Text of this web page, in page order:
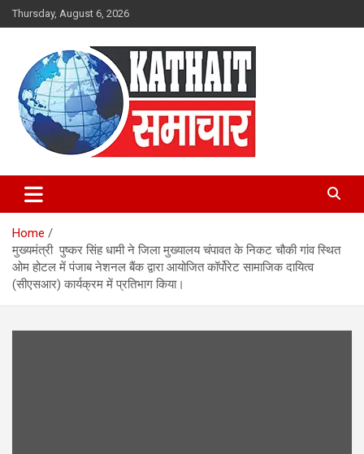
Skip
to
Thursday, August 6, 2026
Kathait Samachar – Latest
Uttarakhand News in Hindi,
Uttarakhand News Headlines
Home
मुख्यमंत्री पुष्कर सिंह धामी ने जिला मुख्यालय चंपावत के निकट चौकी गांव स्थित
ओम होटल में पंजाब नेशनल बैंक द्वारा आयोजित कॉर्पोरेट सामाजिक दायित्व
(सीएसआर) कार्यक्रम में प्रतिभाग किया।